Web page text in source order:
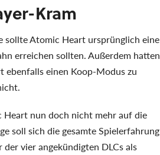
Kram
sollte Atomic Heart ursprünglich eine
erreichen sollten. Außerdem hatten
ebenfalls einen Koop-Modus zu
nun doch nicht mehr auf die
soll sich die gesamte Spielerfahrung
vier angekündigten DLCs als